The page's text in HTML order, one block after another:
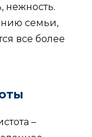
нежность.
семьи,
все более
–